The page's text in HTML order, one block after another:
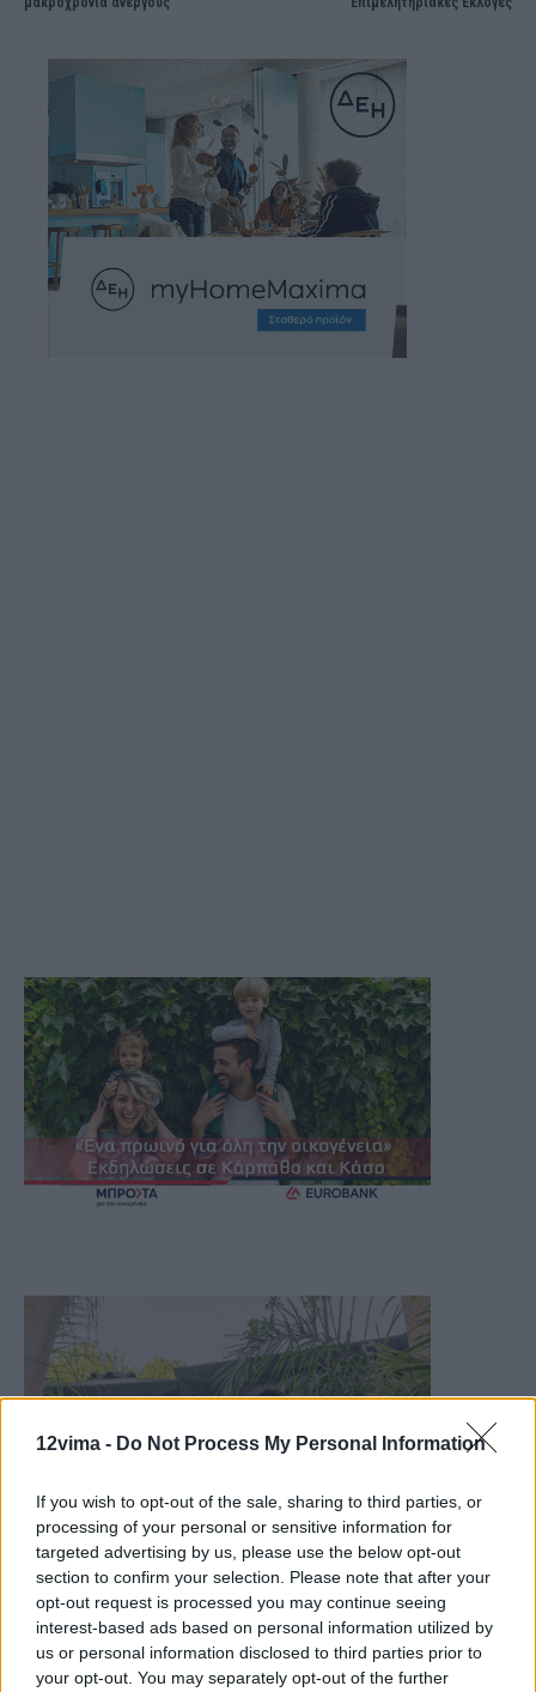
12vima - Do Not Process My Personal Information
If you wish to opt-out of the sale, sharing to third parties, or
processing of your personal or sensitive information for
targeted advertising by us, please use the below opt-out
section to confirm your selection. Please note that after your
opt-out request is processed you may continue seeing
interest-based ads based on personal information utilized by
us or personal information disclosed to third parties prior to
your opt-out. You may separately opt-out of the further